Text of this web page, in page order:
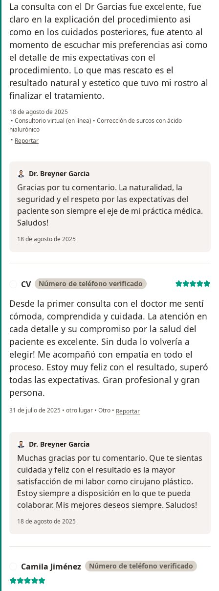
La consulta con el Dr Garcias fue excelente, fue
claro en la explicación del procedimiento asi
como en los cuidados posteriores, fue atento al
momento de escuchar mis preferencias asi como
el detalle de mis expectativas con el
procedimiento. Lo que mas rescato es el
resultado natural y estetico que tuvo mi rostro al
finalizar el tratamiento.
18 de agosto de 2025
• Consultorio virtual (en línea) • Corrección de surcos con ácido
hialurónico
• en opinión del usuario Diana
Reportar
Dr. Breyner Garcia
Gracias por tu comentario. La naturalidad, la
seguridad y el respeto por las expectativas del
paciente son siempre el eje de mi práctica médica.
Saludos!
18 de agosto de 2025
CV Número de teléfono verificado
Desde la primer consulta con el doctor me sentí
cómoda, comprendida y cuidada. La atención en
cada detalle y su compromiso por la salud del
paciente es excelente. Sin duda lo volvería a
elegir! Me acompañó con empatía en todo el
proceso. Estoy muy feliz con el resultado, superó
todas las expectativas. Gran profesional y gran
persona.
31 de julio de 2025 • otro lugar • Otro • en opinión del usuario CV
Reportar
Dr. Breyner Garcia
Muchas gracias por tu comentario. Que te sientas
cuidada y feliz con el resultado es la mayor
satisfacción de mi labor como cirujano plástico.
Estoy siempre a disposición en lo que te pueda
colaborar. Mis mejores deseos siempre. Saludos!
18 de agosto de 2025
Camila Jiménez Número de teléfono verificado